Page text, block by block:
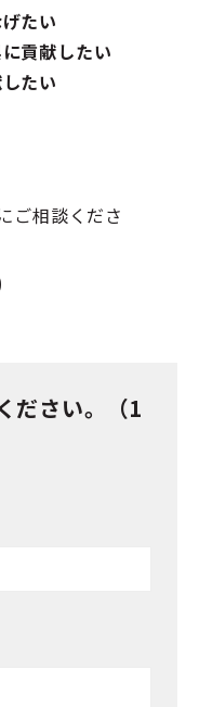
たい
貢献したい
たい
ご相談くださ
ださい。（1